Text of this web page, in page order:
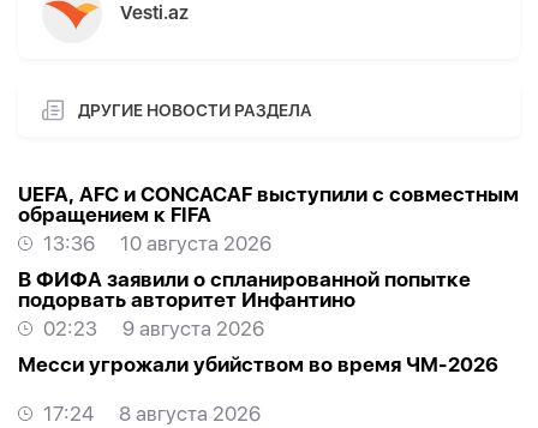
Vesti.az
ДРУГИЕ НОВОСТИ РАЗДЕЛА
UEFA, AFC и CONCACAF выступили с совместным
обращением к FIFA
13:36
10 августа 2026
В ФИФА заявили о спланированной попытке
подорвать авторитет Инфантино
02:23
9 августа 2026
Месси угрожали убийством во время ЧМ-2026
17:24
8 августа 2026